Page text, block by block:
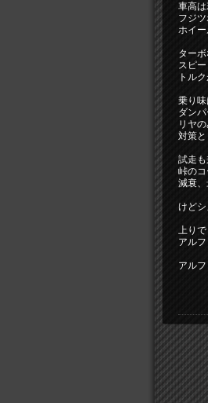
車高
フジ
ホイー
ター
スピ
トル
乗り
ダン
リヤ
対策
試走も
峠のコ
減衰、
けどシ
上り
アル
アル